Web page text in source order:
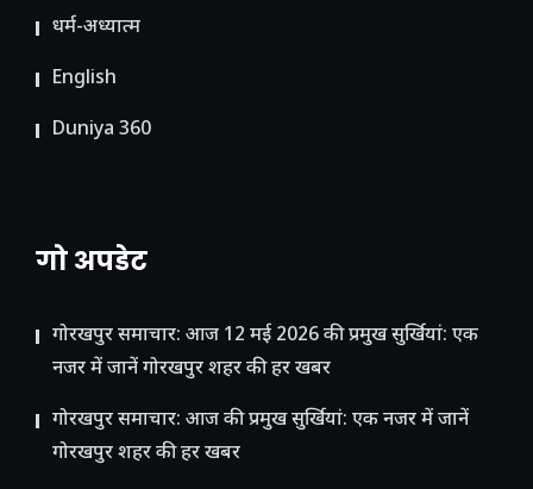
धर्म-अध्यात्म
English
Duniya 360
गो अपडेट
गोरखपुर समाचार: आज 12 मई 2026 की प्रमुख सुर्खियां: एक
नजर में जानें गोरखपुर शहर की हर खबर
गोरखपुर समाचार: आज की प्रमुख सुर्खियां: एक नजर में जानें
गोरखपुर शहर की हर खबर